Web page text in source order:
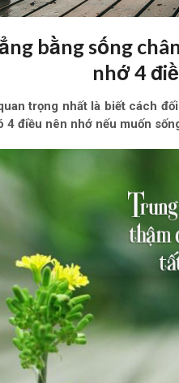
bằng sống
nhớ 4
trọng nhất là biết cách
4 điều nên nhớ nếu muốn